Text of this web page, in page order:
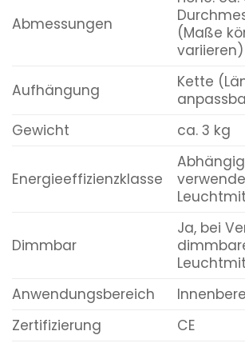
Abmessungen
(Maße
variieren)
Aufhängung
Kette
Gewicht
ca. 3 kg
Energieeffizienzklasse
Dimmbar
Ja, bei
Anwendungsbereich
Zertifizierung
CE